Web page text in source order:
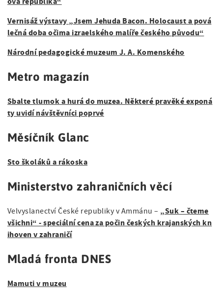
Vernisáž výstavy „Jsem Jehuda Bacon. Holocaust a pová
lečná doba očima izraelského malíře českého původu“
Národní pedagogické muzeum J. A. Komenského
Metro magazín
Sbalte tlumok a hurá do muzea. Některé pravěké exponá
ty uvidí návštěvníci poprvé
Měsíčník Glanc
Sto školáků a rákoska
Ministerstvo zahraničních věcí
Velvyslanectví České republiky v Ammánu – „Suk – čteme
všichni“ - speciální cena za počin českých krajanských kn
ihoven v zahraničí
Mladá fronta DNES
Mamuti v muzeu